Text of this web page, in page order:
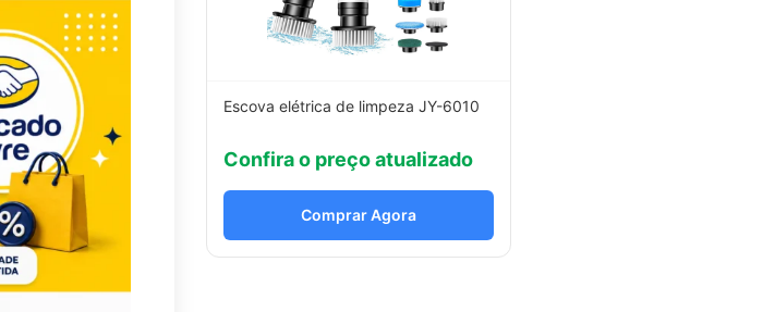
Escova elétrica de limpeza JY-6010
Confira o preço atualizado
Comprar Agora